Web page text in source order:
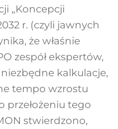
„Koncepcji
r. (czyli jawnych
że właśnie
zespół ekspertów,
kalkulacje,
tempo wzrostu
przełożeniu tego
stwierdzono,